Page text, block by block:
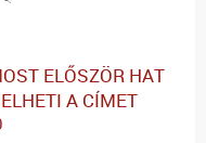
ELŐSZÖR HAT
A CÍMET